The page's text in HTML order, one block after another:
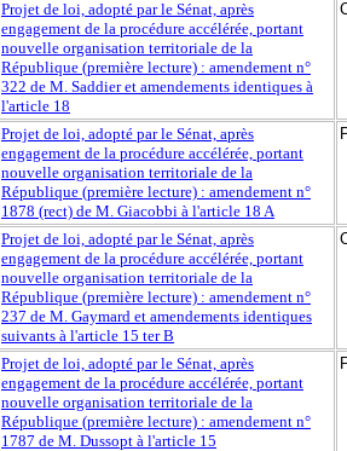
Projet de loi, adopté par le Sénat, après
engagement de la procédure accélérée, portant
nouvelle organisation territoriale de la
République (première lecture) : amendement n°
322 de M. Saddier et amendements identiques à
l'article 18
Projet de loi, adopté par le Sénat, après
engagement de la procédure accélérée, portant
nouvelle organisation territoriale de la
République (première lecture) : amendement n°
1878 (rect) de M. Giacobbi à l'article 18 A
Projet de loi, adopté par le Sénat, après
engagement de la procédure accélérée, portant
nouvelle organisation territoriale de la
République (première lecture) : amendement n°
237 de M. Gaymard et amendements identiques
suivants à l'article 15 ter B
Projet de loi, adopté par le Sénat, après
engagement de la procédure accélérée, portant
nouvelle organisation territoriale de la
République (première lecture) : amendement n°
1787 de M. Dussopt à l'article 15